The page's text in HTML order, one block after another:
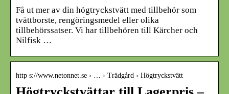
Få ut mer av din högtryckstvätt med tillbehör som
tvättborste, rengöringsmedel eller olika
tillbehörssatser. Vi har tillbehören till Kärcher och
Nilfisk …
http s://www.netonnet.se › … › Trädgård › Högtryckstvätt